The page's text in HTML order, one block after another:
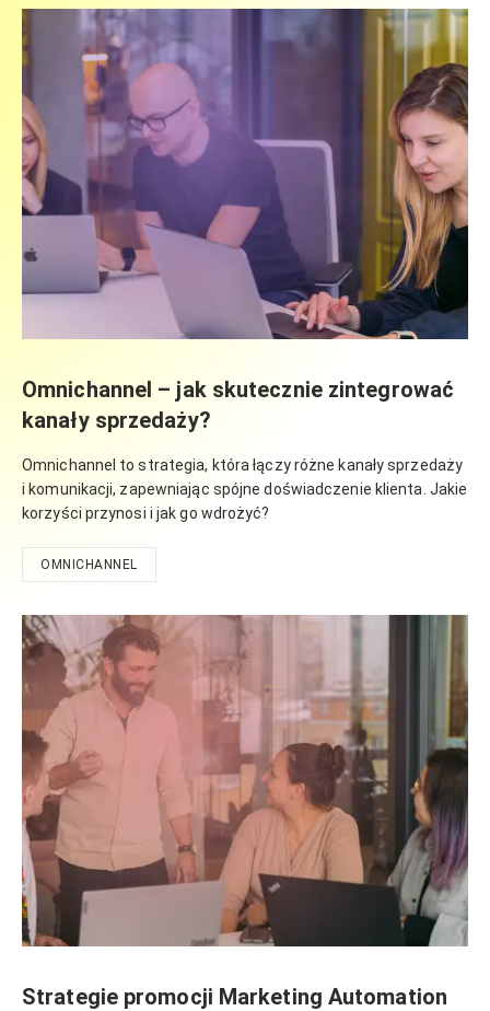
Omnichannel – jak skutecznie zintegrować
kanały sprzedaży?
Omnichannel to strategia, która łączy różne kanały sprzedaży
i komunikacji, zapewniając spójne doświadczenie klienta. Jakie
korzyści przynosi i jak go wdrożyć?
OMNICHANNEL
Strategie promocji Marketing Automation